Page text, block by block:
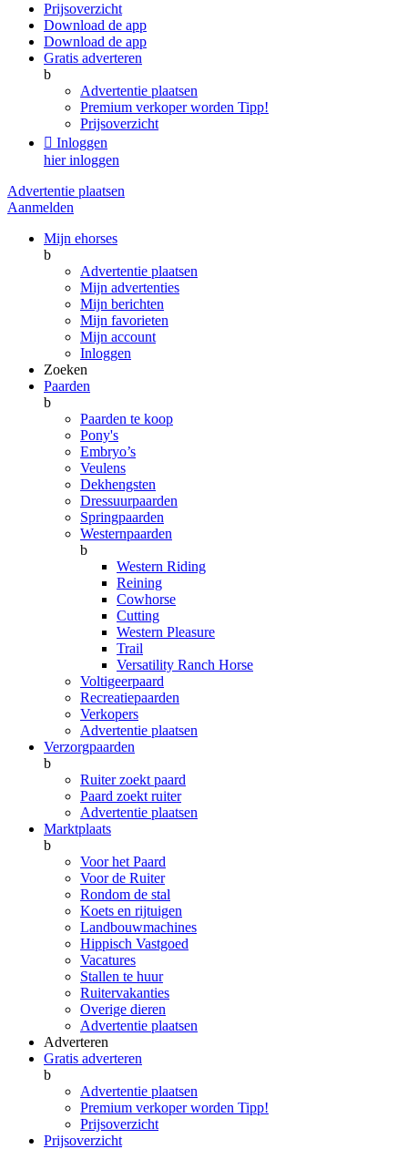
Prijsoverzicht
Download de app
Download de app
Gratis adverteren
b
Advertentie plaatsen
Premium verkoper worden Tipp!
Prijsoverzicht
 Inloggen
hier inloggen
Advertentie plaatsen
Aanmelden
Mijn ehorses
b
Advertentie plaatsen
Mijn advertenties
Mijn berichten
Mijn favorieten
Mijn account
Inloggen
Zoeken
Paarden
b
Paarden te koop
Pony's
Embryo’s
Veulens
Dekhengsten
Dressuurpaarden
Springpaarden
Westernpaarden
b
Western Riding
Reining
Cowhorse
Cutting
Western Pleasure
Trail
Versatility Ranch Horse
Voltigeerpaard
Recreatiepaarden
Verkopers
Advertentie plaatsen
Verzorgpaarden
b
Ruiter zoekt paard
Paard zoekt ruiter
Advertentie plaatsen
Marktplaats
b
Voor het Paard
Voor de Ruiter
Rondom de stal
Koets en rijtuigen
Landbouwmachines
Hippisch Vastgoed
Vacatures
Stallen te huur
Ruitervakanties
Overige dieren
Advertentie plaatsen
Adverteren
Gratis adverteren
b
Advertentie plaatsen
Premium verkoper worden Tipp!
Prijsoverzicht
Prijsoverzicht